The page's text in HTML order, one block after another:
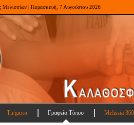
Μελισσίων | Παρασκευή, 7 Αυγούστου 2026
Τμήματα Γραφείο Τύπου Melissia